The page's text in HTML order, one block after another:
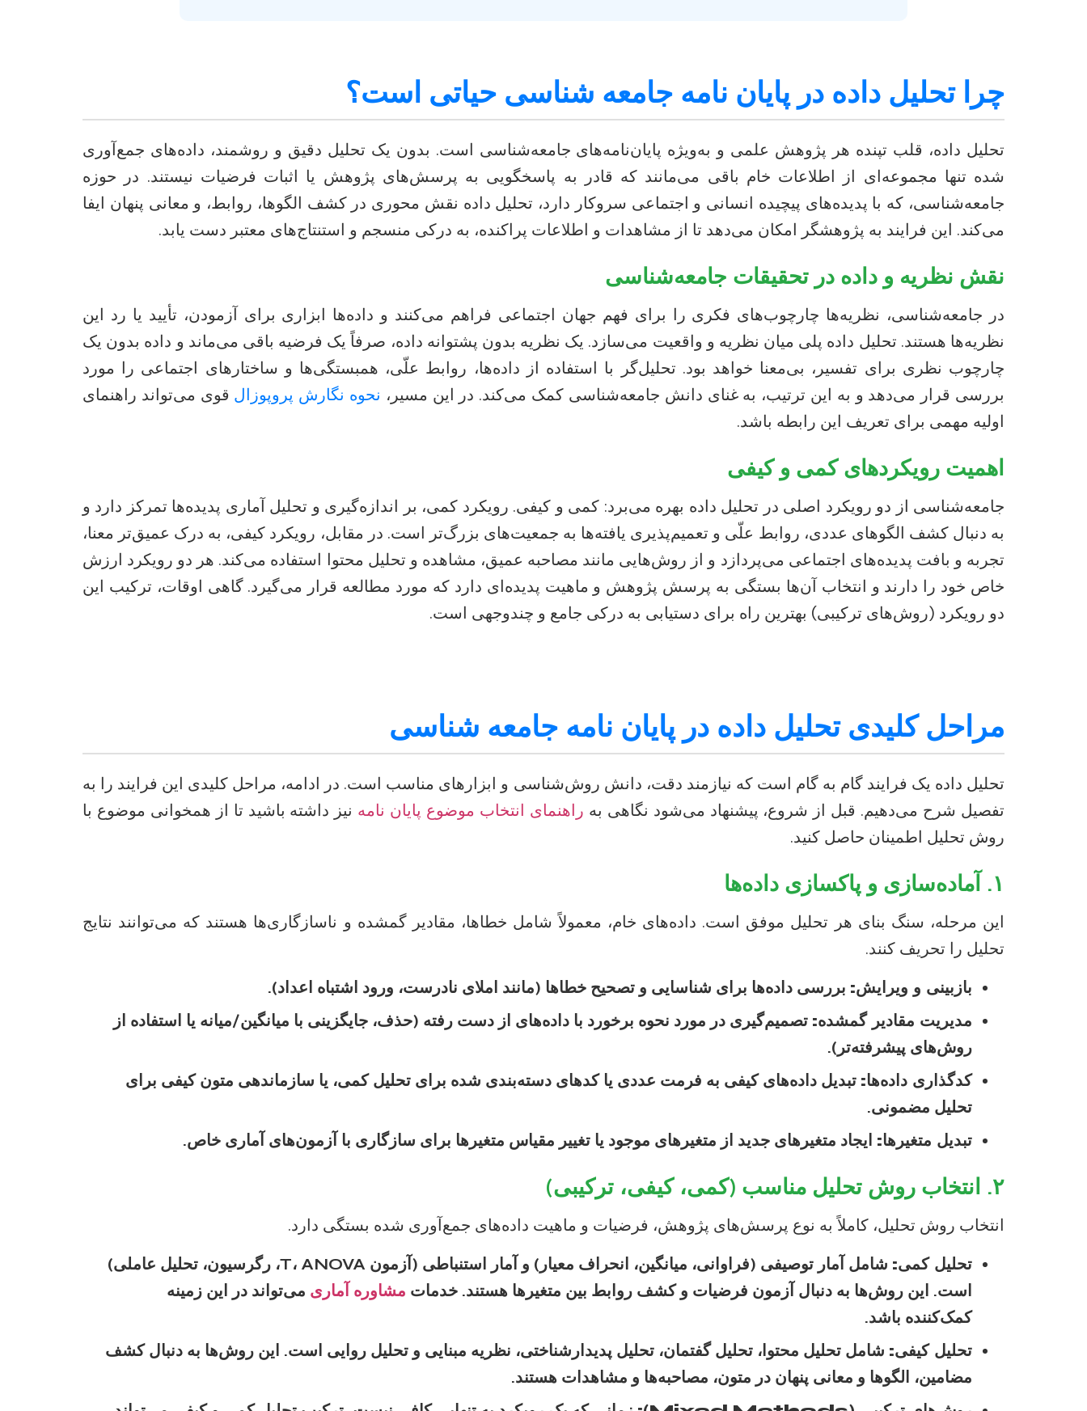
چرا تحلیل داده در پایان نامه جامعه شناسی حیاتی است؟
تحلیل داده، قلب تپنده هر پژوهش علمی و به‌ویژه پایان‌نامه‌های جامعه‌شناسی است. بدون یک تحلیل دقیق و روشمند، داده‌های جمع‌آوری
شده تنها مجموعه‌ای از اطلاعات خام باقی می‌مانند که قادر به پاسخگویی به پرسش‌های پژوهش یا اثبات فرضیات نیستند. در حوزه
جامعه‌شناسی، که با پدیده‌های پیچیده انسانی و اجتماعی سروکار دارد، تحلیل داده نقش محوری در کشف الگوها، روابط، و معانی پنهان ایفا
می‌کند. این فرایند به پژوهشگر امکان می‌دهد تا از مشاهدات و اطلاعات پراکنده، به درکی منسجم و استنتاج‌های معتبر دست یابد.
نقش نظریه و داده در تحقیقات جامعه‌شناسی
در جامعه‌شناسی، نظریه‌ها چارچوب‌های فکری را برای فهم جهان اجتماعی فراهم می‌کنند و داده‌ها ابزاری برای آزمودن، تأیید یا رد این
نظریه‌ها هستند. تحلیل داده پلی میان نظریه و واقعیت می‌سازد. یک نظریه بدون پشتوانه داده، صرفاً یک فرضیه باقی می‌ماند و داده بدون یک
چارچوب نظری برای تفسیر، بی‌معنا خواهد بود. تحلیل‌گر با استفاده از داده‌ها، روابط علّی، همبستگی‌ها و ساختارهای اجتماعی را مورد
بررسی قرار می‌دهد و به این ترتیب، به غنای دانش جامعه‌شناسی کمک می‌کند. در این مسیر، نحوه نگارش پروپوزال قوی می‌تواند راهنمای
اولیه مهمی برای تعریف این رابطه باشد.
اهمیت رویکردهای کمی و کیفی
جامعه‌شناسی از دو رویکرد اصلی در تحلیل داده بهره می‌برد: کمی و کیفی. رویکرد کمی، بر اندازه‌گیری و تحلیل آماری پدیده‌ها تمرکز دارد و
به دنبال کشف الگوهای عددی، روابط علّی و تعمیم‌پذیری یافته‌ها به جمعیت‌های بزرگ‌تر است. در مقابل، رویکرد کیفی، به درک عمیق‌تر معنا،
تجربه و بافت پدیده‌های اجتماعی می‌پردازد و از روش‌هایی مانند مصاحبه عمیق، مشاهده و تحلیل محتوا استفاده می‌کند. هر دو رویکرد ارزش
خاص خود را دارند و انتخاب آن‌ها بستگی به پرسش پژوهش و ماهیت پدیده‌ای دارد که مورد مطالعه قرار می‌گیرد. گاهی اوقات، ترکیب این
دو رویکرد (روش‌های ترکیبی) بهترین راه برای دستیابی به درکی جامع و چندوجهی است.
مراحل کلیدی تحلیل داده در پایان نامه جامعه شناسی
تحلیل داده یک فرایند گام به گام است که نیازمند دقت، دانش روش‌شناسی و ابزارهای مناسب است. در ادامه، مراحل کلیدی این فرایند را به
تفصیل شرح می‌دهیم. قبل از شروع، پیشنهاد می‌شود نگاهی به راهنمای انتخاب موضوع پایان نامه نیز داشته باشید تا از همخوانی موضوع با
روش تحلیل اطمینان حاصل کنید.
۱. آماده‌سازی و پاکسازی داده‌ها
این مرحله، سنگ بنای هر تحلیل موفق است. داده‌های خام، معمولاً شامل خطاها، مقادیر گمشده و ناسازگاری‌ها هستند که می‌توانند نتایج
تحلیل را تحریف کنند.
بازبینی و ویرایش: بررسی داده‌ها برای شناسایی و تصحیح خطاها (مانند املای نادرست، ورود اشتباه اعداد).
مدیریت مقادیر گمشده: تصمیم‌گیری در مورد نحوه برخورد با داده‌های از دست رفته (حذف، جایگزینی با میانگین/میانه یا استفاده از
روش‌های پیشرفته‌تر).
کدگذاری داده‌ها: تبدیل داده‌های کیفی به فرمت عددی یا کدهای دسته‌بندی شده برای تحلیل کمی، یا سازماندهی متون کیفی برای
تحلیل مضمونی.
تبدیل متغیرها: ایجاد متغیرهای جدید از متغیرهای موجود یا تغییر مقیاس متغیرها برای سازگاری با آزمون‌های آماری خاص.
۲. انتخاب روش تحلیل مناسب (کمی، کیفی، ترکیبی)
انتخاب روش تحلیل، کاملاً به نوع پرسش‌های پژوهش، فرضیات و ماهیت داده‌های جمع‌آوری شده بستگی دارد.
تحلیل کمی:
شامل آمار توصیفی (فراوانی، میانگین، انحراف معیار) و آمار استنباطی (آزمون T، ANOVA، رگرسیون، تحلیل عاملی)
است. این روش‌ها به دنبال آزمون فرضیات و کشف روابط بین متغیرها هستند. خدمات مشاوره آماری می‌تواند در این زمینه
کمک‌کننده باشد.
تحلیل کیفی: شامل تحلیل محتوا، تحلیل گفتمان، تحلیل پدیدارشناختی، نظریه مبنایی و تحلیل روایی است. این روش‌ها به دنبال کشف
مضامین، الگوها و معانی پنهان در متون، مصاحبه‌ها و مشاهدات هستند.